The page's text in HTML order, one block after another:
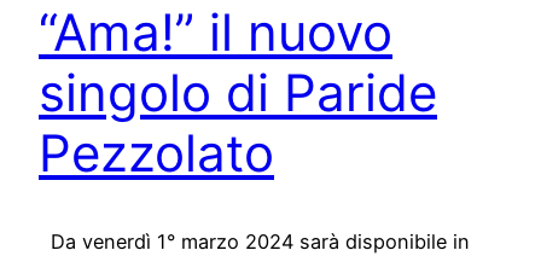
“Ama!” il nuovo
singolo di Paride
Pezzolato
Da venerdì 1° marzo 2024 sarà disponibile in